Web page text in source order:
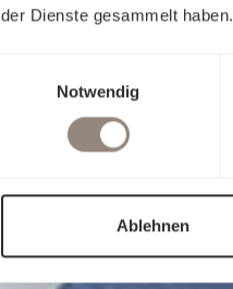
der Dienste gesammelt haben.
Notwendig
Ablehnen